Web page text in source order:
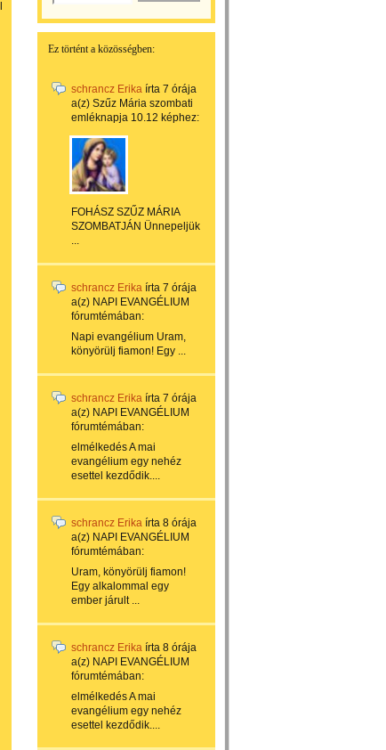
Ez történt a közösségben:
schrancz Erika írta 7 órája
a(z) Szűz Mária szombati
emléknapja 10.12 képhez:
FOHÁSZ SZŰZ MÁRIA
SZOMBATJÁN Ünnepeljük
...
schrancz Erika írta 7 órája
a(z) NAPI EVANGÉLIUM
fórumtémában:
Napi evangélium Uram,
könyörülj fiamon! Egy ...
schrancz Erika írta 7 órája
a(z) NAPI EVANGÉLIUM
fórumtémában:
elmélkedés A mai
evangélium egy nehéz
esettel kezdődik....
schrancz Erika írta 8 órája
a(z) NAPI EVANGÉLIUM
fórumtémában:
Uram, könyörülj fiamon!
Egy alkalommal egy
ember járult ...
schrancz Erika írta 8 órája
a(z) NAPI EVANGÉLIUM
fórumtémában:
elmélkedés A mai
evangélium egy nehéz
esettel kezdődik....